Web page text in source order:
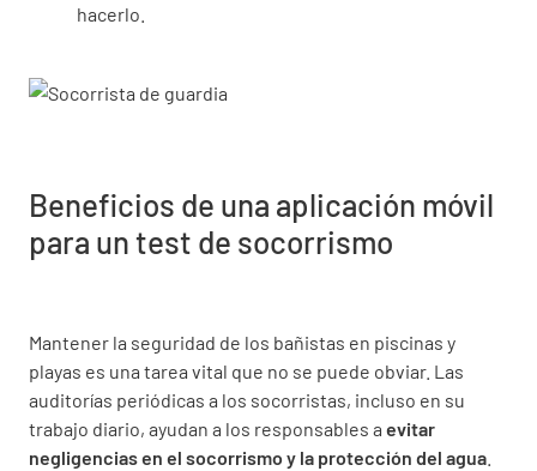
hacerlo.
Beneficios de una aplicación móvil
para un test de socorrismo
Mantener la seguridad de los bañistas en piscinas y
playas es una tarea vital que no se puede obviar. Las
auditorías periódicas a los socorristas, incluso en su
trabajo diario, ayudan a los responsables a evitar
negligencias en el socorrismo y la protección del agua